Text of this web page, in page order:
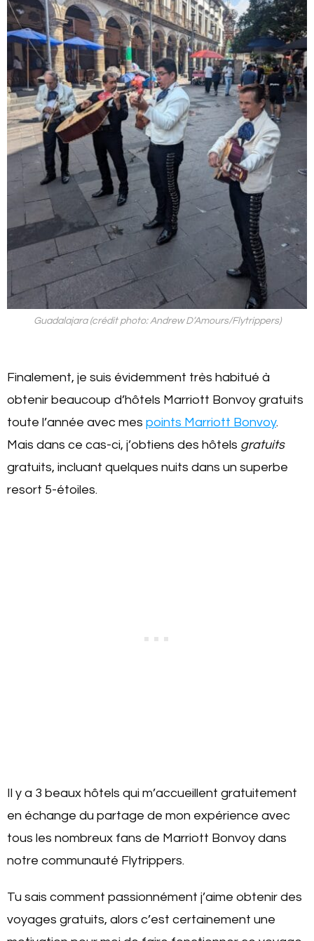
Guadalajara (crédit photo: Andrew D’Amours/Flytrippers)
Finalement, je suis évidemment très habitué à
obtenir beaucoup d’hôtels Marriott Bonvoy gratuits
toute l’année avec mes points Marriott Bonvoy.
Mais dans ce cas-ci, j’obtiens des hôtels gratuits
gratuits, incluant quelques nuits dans un superbe
resort 5-étoiles.
Il y a 3 beaux hôtels qui m’accueillent gratuitement
en échange du partage de mon expérience avec
tous les nombreux fans de Marriott Bonvoy dans
notre communauté Flytrippers.
Tu sais comment passionnément j’aime obtenir des
voyages gratuits, alors c’est certainement une